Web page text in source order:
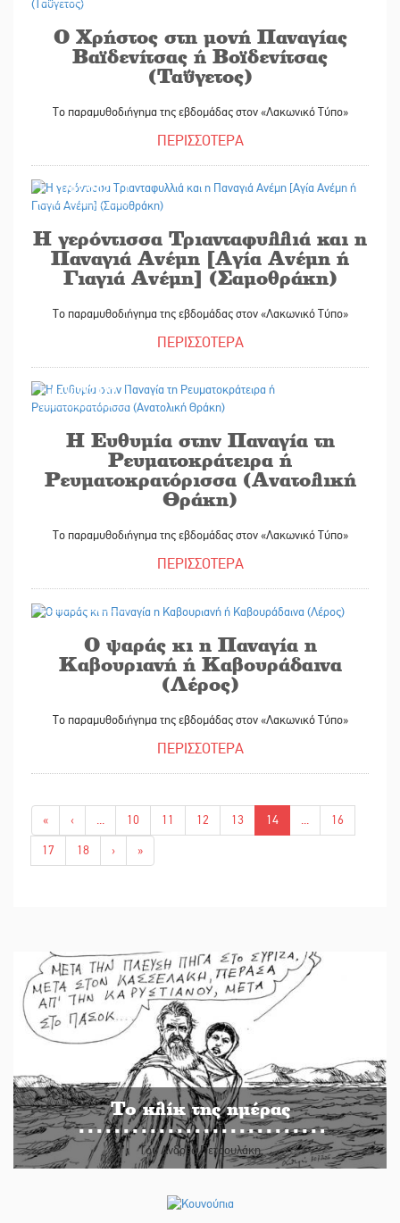
Ο Χρήστος στη μονή Παναγίας
Βαϊδενίτσας ή Βοϊδενίτσας
(Ταΰγετος)
Το παραμυθοδιήγημα της εβδομάδας στον «Λακωνικό Τύπο»
ΠΕΡΙΣΣΟΤΕΡΑ
11/02/2022
Η γερόντισσα Τριανταφυλλιά και η
Παναγιά Ανέμη [Αγία Ανέμη ή
Γιαγιά Ανέμη] (Σαμοθράκη)
Το παραμυθοδιήγημα της εβδομάδας στον «Λακωνικό Τύπο»
ΠΕΡΙΣΣΟΤΕΡΑ
04/02/2022
Η Ευθυμία στην Παναγία τη
Ρευματοκράτειρα ή
Ρευματοκρατόρισσα (Ανατολική
Θράκη)
Το παραμυθοδιήγημα της εβδομάδας στον «Λακωνικό Τύπο»
ΠΕΡΙΣΣΟΤΕΡΑ
Ο ψαράς κι η Παναγία η
Καβουριανή ή Καβουράδαινα
(Λέρος)
Το παραμυθοδιήγημα της εβδομάδας στον «Λακωνικό Τύπο»
ΠΕΡΙΣΣΟΤΕΡΑ
« ‹ ... 10 11 12 13 14 ...
16
17
18 › »
Το κλίκ της ημέρας
Του Ανδρέα Πετρουλάκη